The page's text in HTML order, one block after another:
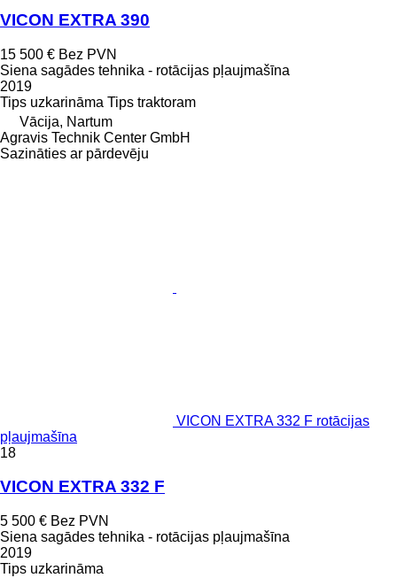
VICON EXTRA 390
15 500 € Bez PVN
Siena sagādes tehnika - rotācijas pļaujmašīna
2019
Tips uzkarināma Tips traktoram
Vācija, Nartum
Agravis Technik Center GmbH
Sazināties ar pārdevēju
VICON EXTRA 332 F rotācijas
pļaujmašīna
18
VICON EXTRA 332 F
5 500 € Bez PVN
Siena sagādes tehnika - rotācijas pļaujmašīna
2019
Tips uzkarināma